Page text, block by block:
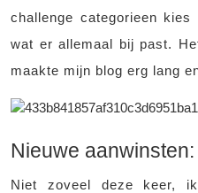
challenge categorieen
wat er allemaal bij past.
maakte mijn blog erg lang
Nieuwe aanwinsten:
Niet zoveel deze keer,